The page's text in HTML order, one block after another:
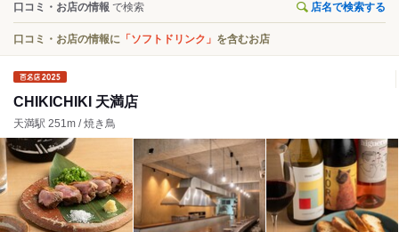
口コミ・お店の情報 で検索 店名で検索する
口コミ・お店の情報に 「ソフトドリンク」 を含むお店
CHIKICHIKI 天満店
天満駅 251m / 焼き鳥